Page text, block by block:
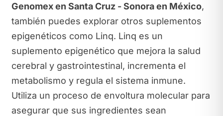
Genomex en Santa Cruz - Sonora en México,
también puedes explorar otros suplementos
epigenéticos como Linq. Linq es un
suplemento epigenético que mejora la salud
cerebral y gastrointestinal, incrementa el
metabolismo y regula el sistema inmune.
Utiliza un proceso de envoltura molecular para
asegurar que sus ingredientes sean